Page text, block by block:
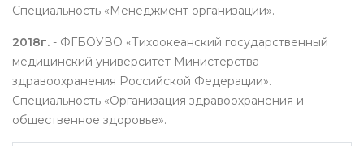
Специальность «Менеджмент организации».
2018г. - ФГБОУВО «Тихоокеанский государственный
медицинский университет Министерства
здравоохранения Российской Федерации».
Специальность «Организация здравоохранения и
общественное здоровье».